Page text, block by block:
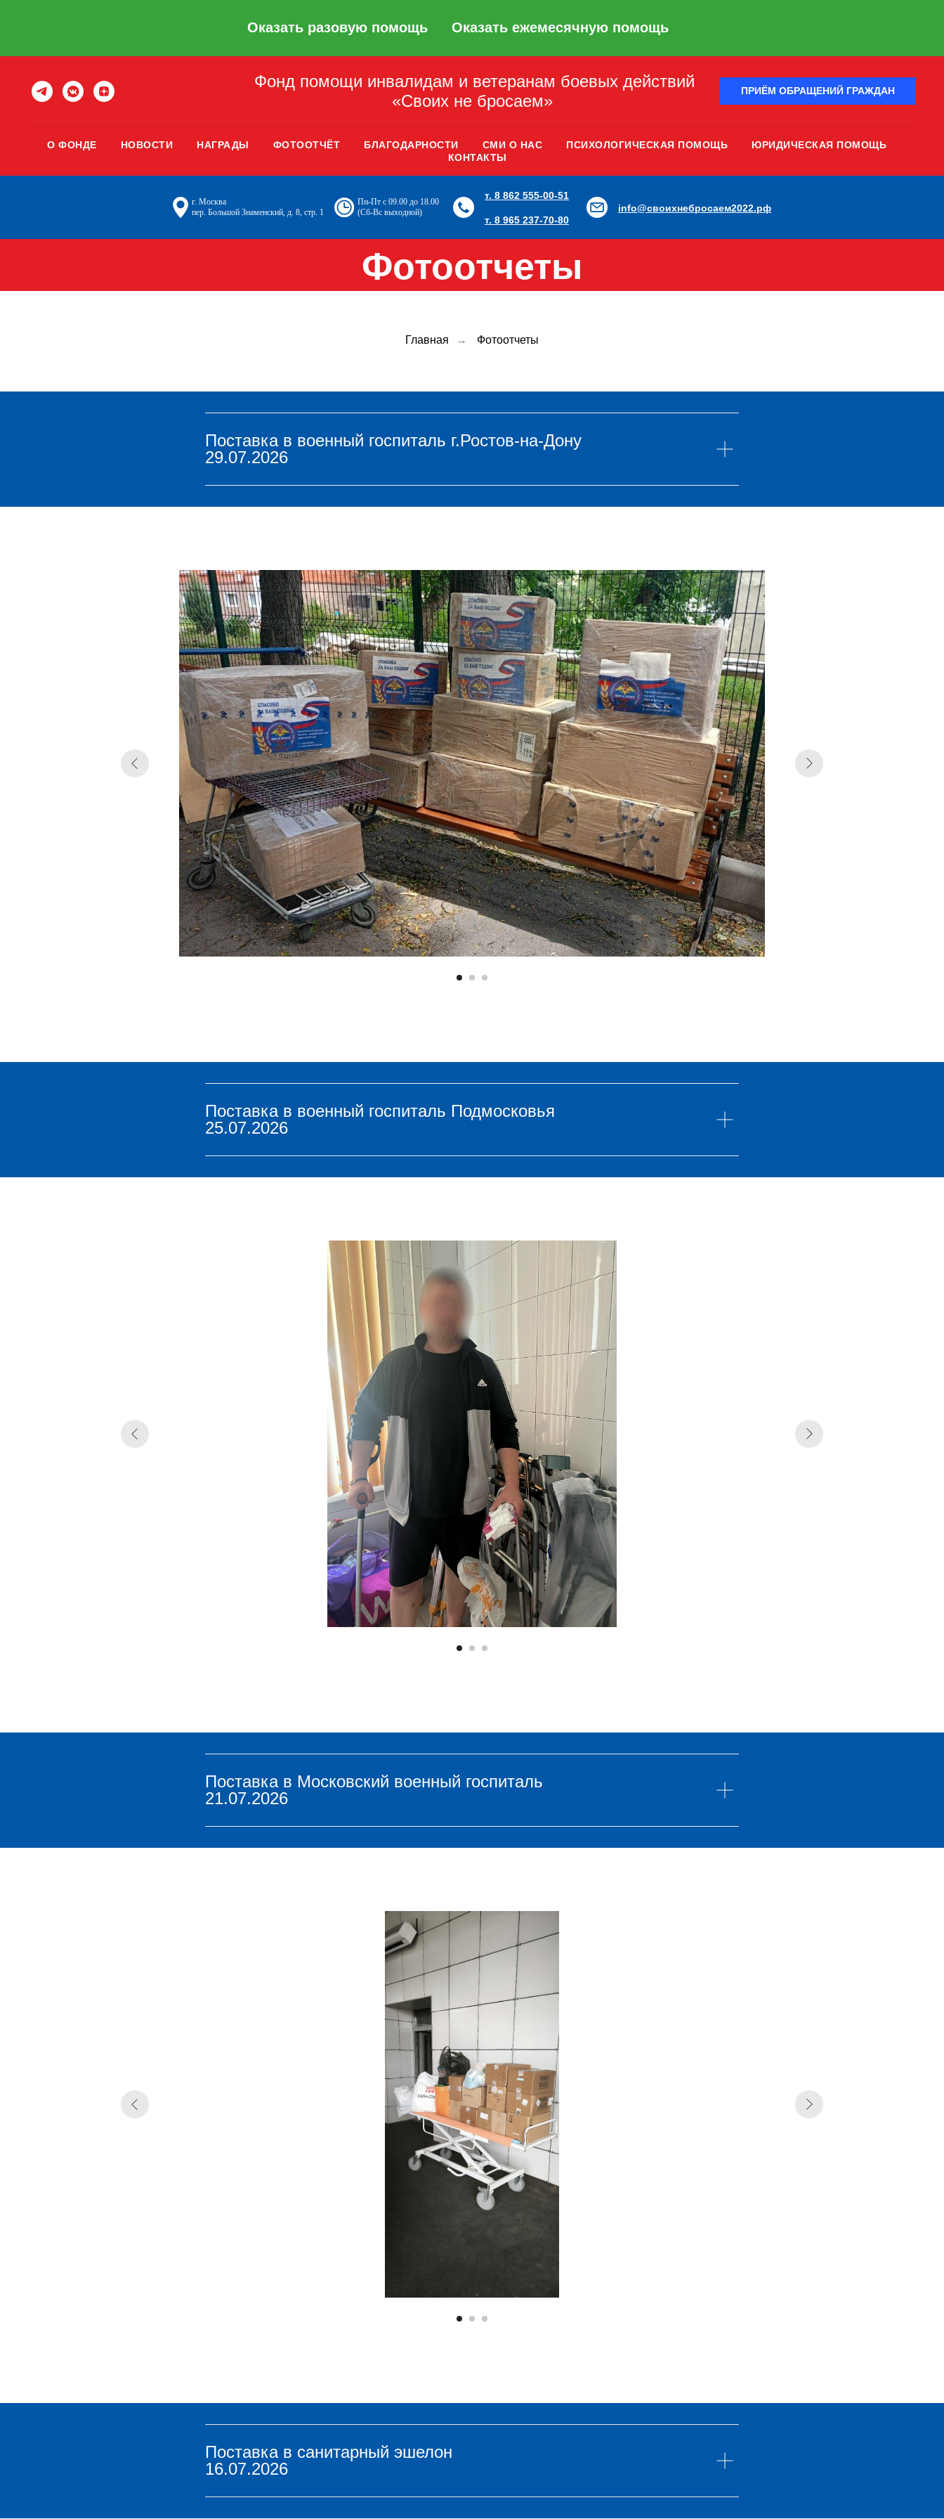
Оказать разовую помощь Оказать ежемесячную помощь
Фонд помощи инвалидам и ветеранам боевых действий
«Своих не бросаем»
ПРИЁМ ОБРАЩЕНИЙ ГРАЖДАН
О ФОНДЕ НОВОСТИ НАГРАДЫ ФОТООТЧЁТ БЛАГОДАРНОСТИ СМИ О НАС ПСИХОЛОГИЧЕСКАЯ ПОМОЩЬ
ЮРИДИЧЕСКАЯ ПОМОЩЬ
КОНТАКТЫ
г. Москва
пер. Большой Знаменский, д. 8, стр. 1
Пн-Пт с 09.00 до 18.00
(Сб-Вс выходной)
т. 8 862 555-00-51
т. 8 965 237-70-80
info@своихнебросаем2022.рф
Фотоотчеты
Главная → Фотоотчеты
Поставка в военный госпиталь г.Ростов-на-Дону
29.07.2026
Поставка в военный госпиталь Подмосковья
25.07.2026
Поставка в Московский военный госпиталь
21.07.2026
Поставка в санитарный эшелон
16.07.2026